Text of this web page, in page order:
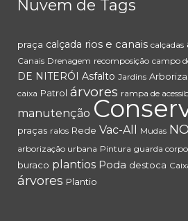
Nuvem de Tags
praça calçada rios e canais calçadas
Canais Drenagem recomposição campo
DE NITERÓI Asfalto Jardins
caixa Patrol árvores rampa de
manutenção
praças ralos Rede Vac-All Mudas
arborização urbana Pintura guarda corpo
buraco plantios Poda destoca
árvores Plantio